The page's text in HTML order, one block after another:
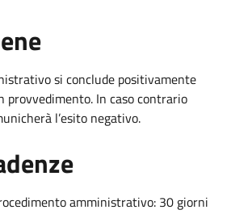
si conclude positivamente
provvedimento. In caso contrario
l’esito negativo.
amministrativo: 30 giorni